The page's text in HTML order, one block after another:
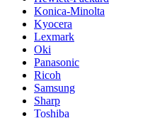
Konica-Minolta
Kyocera
Lexmark
Oki
Panasonic
Ricoh
Samsung
Sharp
Toshiba